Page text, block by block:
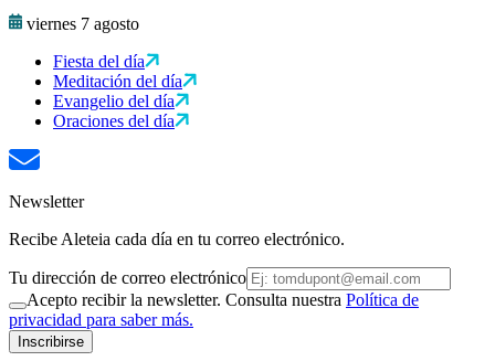
viernes 7 agosto
Fiesta del día
Meditación del día
Evangelio del día
Oraciones del día
Newsletter
Recibe Aleteia cada día en tu correo electrónico.
Tu dirección de correo electrónico
Acepto recibir la newsletter. Consulta nuestra Política de
privacidad para saber más.
Inscribirse